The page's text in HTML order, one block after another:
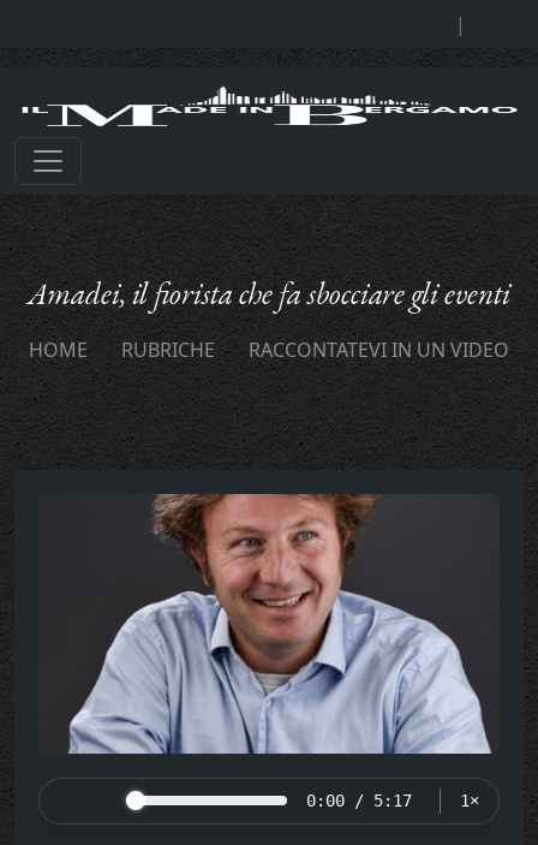
|
Amadei, il fiorista che fa sbocciare gli eventi
HOME RUBRICHE RACCONTATEVI IN UN VIDEO
0:00 / 5:17 1×